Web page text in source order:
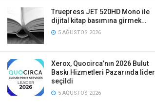
Truepress JET 520HD Mono ile
dijital kitap basımına girmek…
5 AĞUSTOS 2026
Xerox, Quocirca’nın 2026 Bulut
Baskı Hizmetleri Pazarında lider
seçildi
5 AĞUSTOS 2026